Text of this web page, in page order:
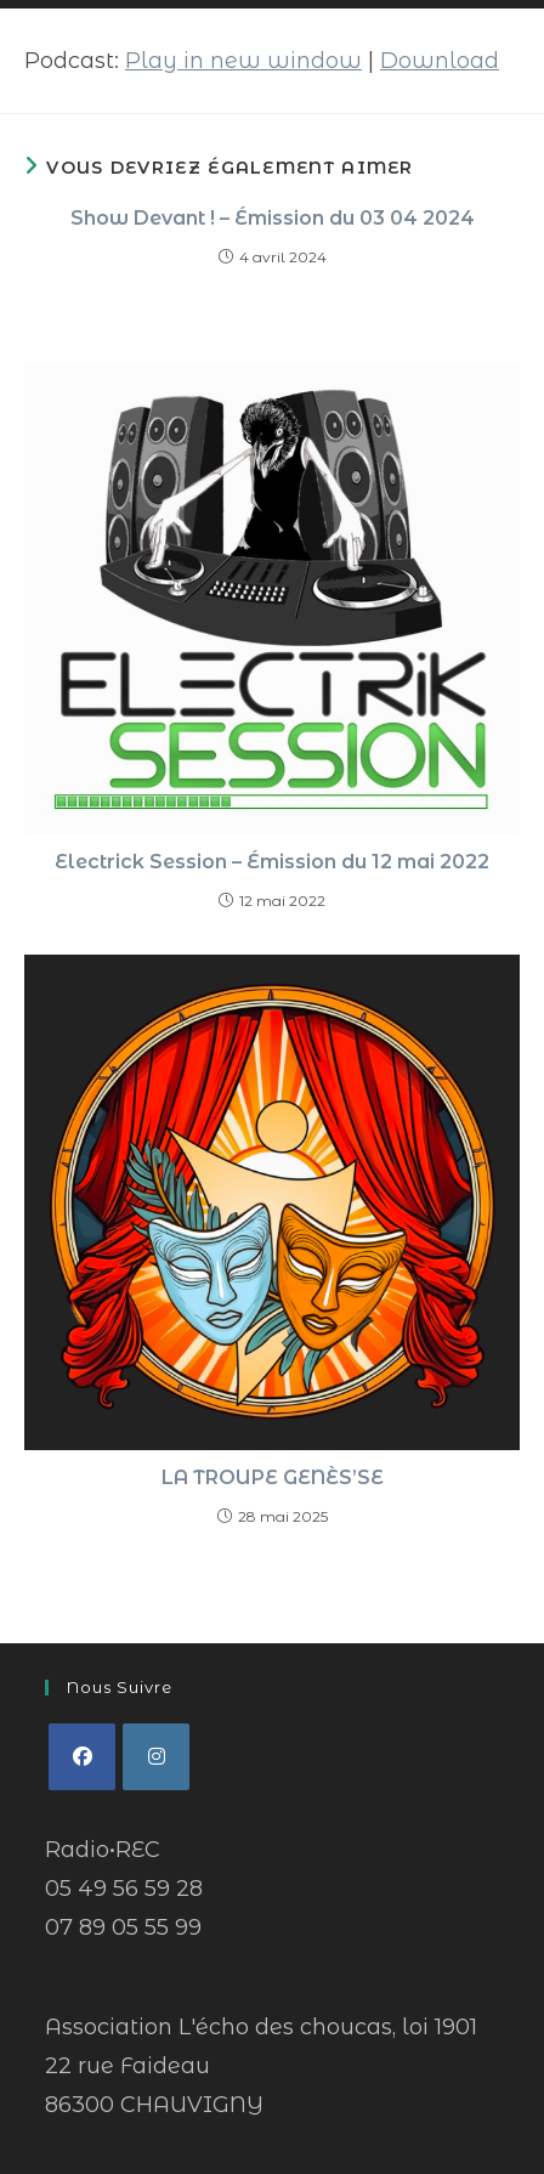
audio
Podcast: Play in new window Download
VOUS DEVRIEZ ÉGALEMENT AIMER
Show Devant ! – Émission du 03 04 2024
4 avril 2024
Electrick Session – Émission du 12 mai 2022
12 mai 2022
LA TROUPE GENÈS’SE
28 mai 2025
Nous Suivre
Radio•REC
05 49 56 59 28
07 89 05 55 99
Association L'écho des choucas, loi 1901
22 rue Faideau
86300 CHAUVIGNY